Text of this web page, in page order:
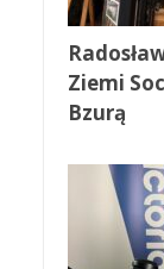
Ziemi
Bzurą